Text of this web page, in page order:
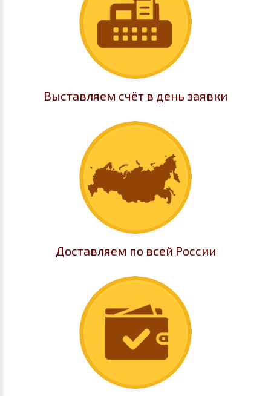
Выставляем счёт в день заявки
Доставляем по всей России